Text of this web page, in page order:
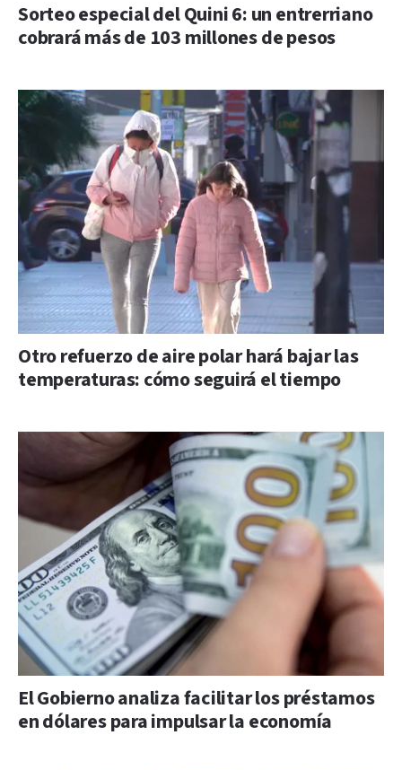
Sorteo especial del Quini 6: un entrerriano
cobrará más de 103 millones de pesos
Otro refuerzo de aire polar hará bajar las
temperaturas: cómo seguirá el tiempo
El Gobierno analiza facilitar los préstamos
en dólares para impulsar la economía